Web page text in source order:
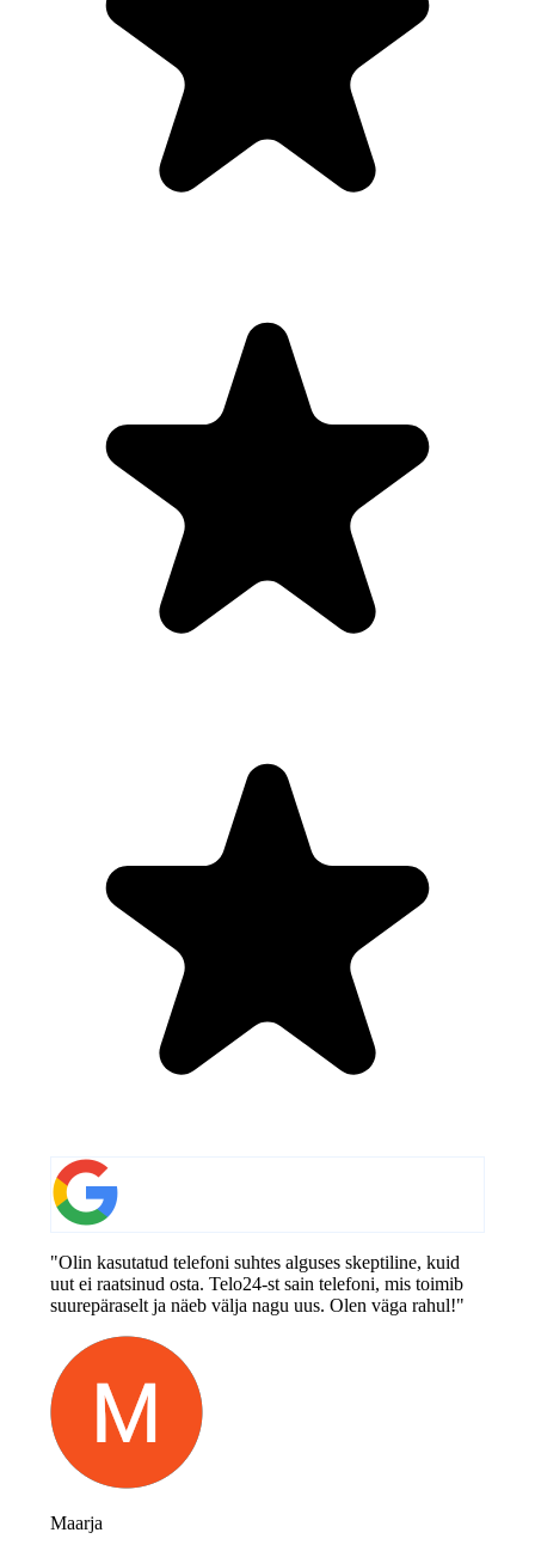
"Olin kasutatud telefoni suhtes alguses skeptiline, kuid
uut ei raatsinud osta. Telo24-st sain telefoni, mis toimib
suurepäraselt ja näeb välja nagu uus. Olen väga rahul!"
Maarja